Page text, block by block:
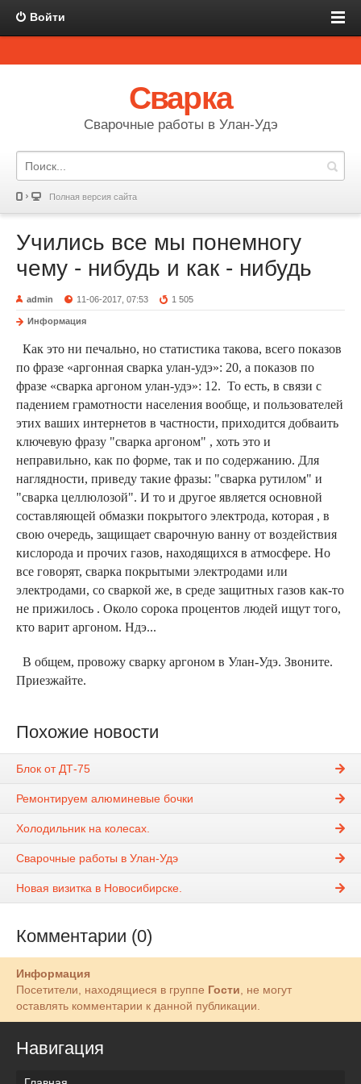
Войти
Сварка
Сварочные работы в Улан-Удэ
Полная версия сайта
Учились все мы понемногу
чему - нибудь и как - нибудь
admin 11-06-2017, 07:53 1 505
Информация
Как это ни печально, но статистика такова, всего показов
по фразе «аргонная сварка улан-удэ»: 20, а показов по
фразе «сварка аргоном улан-удэ»: 12. То есть, в связи с
падением грамотности населения вообще, и пользователей
этих ваших интернетов в частности, приходится добваить
ключевую фразу "сварка аргоном" , хоть это и
неправильно, как по форме, так и по содержанию. Для
наглядности, приведу такие фразы: "сварка рутилом" и
"сварка целлюлозой". И то и другое является основной
составляющей обмазки покрытого электрода, которая , в
свою очередь, защищает сварочную ванну от воздействия
кислорода и прочих газов, находящихся в атмосфере. Но
все говорят, сварка покрытыми электродами или
электродами, со сваркой же, в среде защитных газов как-то
не прижилось . Около сорока процентов людей ищут того,
кто варит аргоном. Ндэ...
В общем, провожу сварку аргоном в Улан-Удэ. Звоните.
Приезжайте.
Похожие новости
Блок от ДТ-75
Ремонтируем алюминевые бочки
Холодильник на колесах.
Сварочные работы в Улан-Удэ
Новая визитка в Новосибирске.
Комментарии (0)
Информация
Посетители, находящиеся в группе Гости, не могут
оставлять комментарии к данной публикации.
Навигация